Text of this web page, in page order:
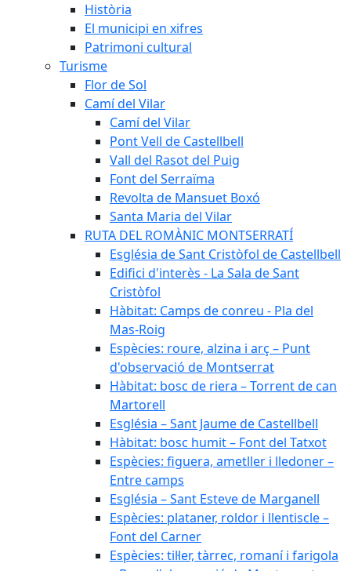
Història
El municipi en xifres
Patrimoni cultural
Turisme
Flor de Sol
Camí del Vilar
Camí del Vilar
Pont Vell de Castellbell
Vall del Rasot del Puig
Font del Serraïma
Revolta de Mansuet Boxó
Santa Maria del Vilar
RUTA DEL ROMÀNIC MONTSERRATÍ
Església de Sant Cristòfol de Castellbell
Edifici d'interès - La Sala de Sant
Cristòfol
Hàbitat: Camps de conreu - Pla del
Mas-Roig
Espècies: roure, alzina i arç – Punt
d'observació de Montserrat
Hàbitat: bosc de riera – Torrent de can
Martorell
Església – Sant Jaume de Castellbell
Hàbitat: bosc humit – Font del Tatxot
Espècies: figuera, ametller i lledoner –
Entre camps
Església – Sant Esteve de Marganell
Espècies: plataner, roldor i llentiscle –
Font del Carner
Espècies: til·ler, tàrrec, romaní i farigola